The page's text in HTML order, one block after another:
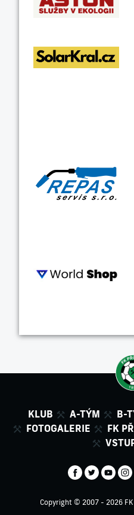
KLUB A-TÝM B-
FOTOGALERIE
FK
Copyright © 2007 - 2026 FK